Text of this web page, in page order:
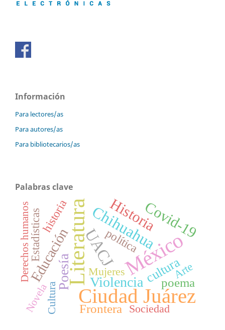
Información
Para lectores/as
Para autores/as
Para bibliotecarios/as
Palabras clave
Literatura
Ciudad Juárez
México
UACJ
Chihuahua
HistoriaCovid-19
Poesía Violencia
Educación cultura
poema
Frontera
Estadísticas política
historia
Cultura
Arte
Sociedad
Mujeres
Derechos humanos
Novela